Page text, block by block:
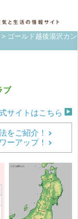
> ゴールド越後湯沢カン
ブ
サイトはこちら
をご紹介！
ーアップ！